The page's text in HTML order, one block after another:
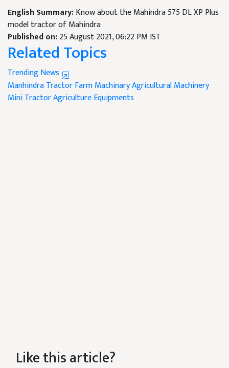
English Summary:Know about the Mahindra 575 DL XP Plus
model tractor of Mahindra
Published on:25 August 2021, 06:22 PM IST
Related Topics
Trending News
Manhindra TractorFarm MachinaryAgricultural Machinery
Mini TractorAgriculture Equipments
Like this article?